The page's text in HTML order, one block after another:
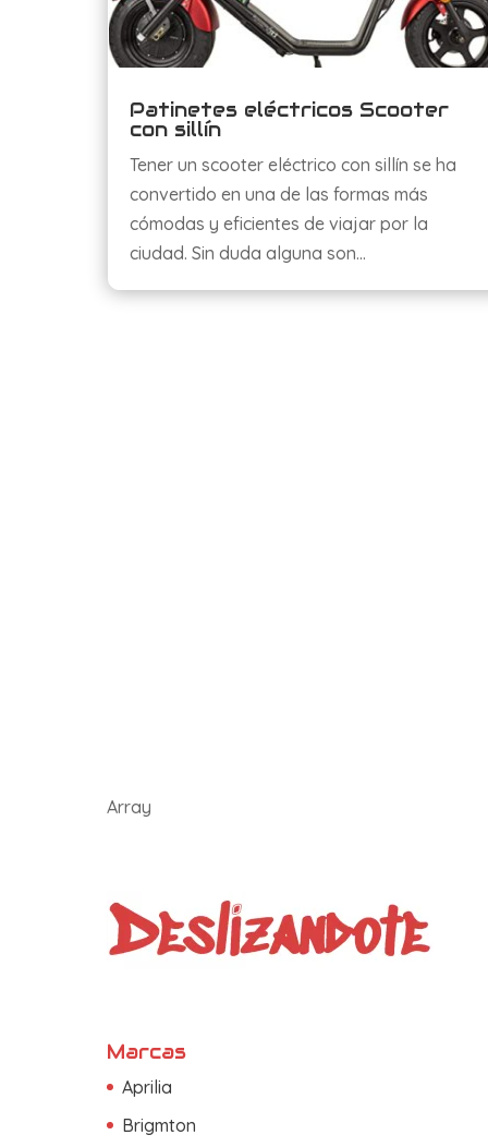
Patinetes eléctricos Scooter
con sillín
Tener un scooter eléctrico con sillín se ha
convertido en una de las formas más
cómodas y eficientes de viajar por la
ciudad. Sin duda alguna son…
Array
Marcas
Aprilia
Brigmton